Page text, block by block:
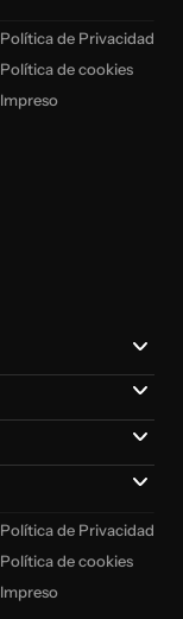
Política de Privacidad
Política de cookies
Impreso
Política de Privacidad
Política de cookies
Impreso